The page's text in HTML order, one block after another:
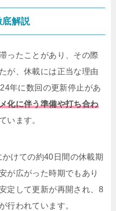
底解説
ったことがあり、その際
が、休載には正当な理由
年に数回の更新停止があ
化に伴う準備や打ち合わ
います。
けての約40日間の休載期
が広がった時期でもあり
定して更新が再開され、8
行われています。